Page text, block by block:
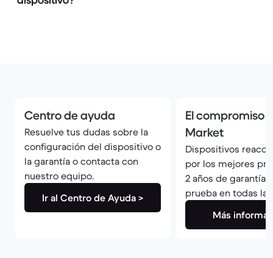
Centro de ayuda
Resuelve tus dudas sobre la
configuración del dispositivo o
la garantía o contacta con
nuestro equipo.
Ir al Centro de Ayuda >
El compromiso
Market
Dispositivos
por los mejores
2 años de garantía
prueba en todas
Más